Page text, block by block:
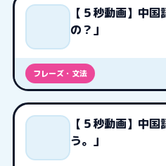
【５秒動画】中
の？」
フレーズ・文法
【５秒動画】中
う。」